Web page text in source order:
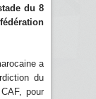
du 8
a
du
pour